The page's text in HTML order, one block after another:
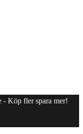
- Köp fler spara mer!